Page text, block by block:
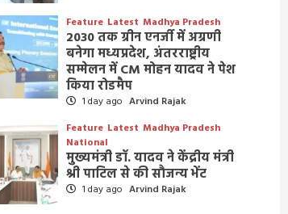
Feature Latest Madhya Pradesh
2030 तक ग्रीन एनर्जी में अग्रणी
बनेगा मध्यप्रदेश, अंतरराष्ट्रीय
सम्मेलन में CM मोहन यादव ने पेश
किया रोडमैप
1 day ago Arvind Rajak
Feature Latest Madhya Pradesh
National
मुख्यमंत्री डॉ. यादव ने केंद्रीय मंत्री
श्री पाटिल से की सौजन्य भेंट
1 day ago Arvind Rajak